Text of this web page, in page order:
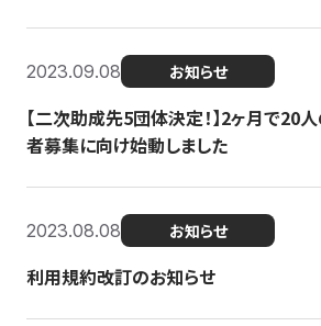
2023.09.08 お知らせ
【二次助成先5団体決定！】2ヶ月で20
者募集に向け始動しました
2023.08.08 お知らせ
利用規約改訂のお知らせ